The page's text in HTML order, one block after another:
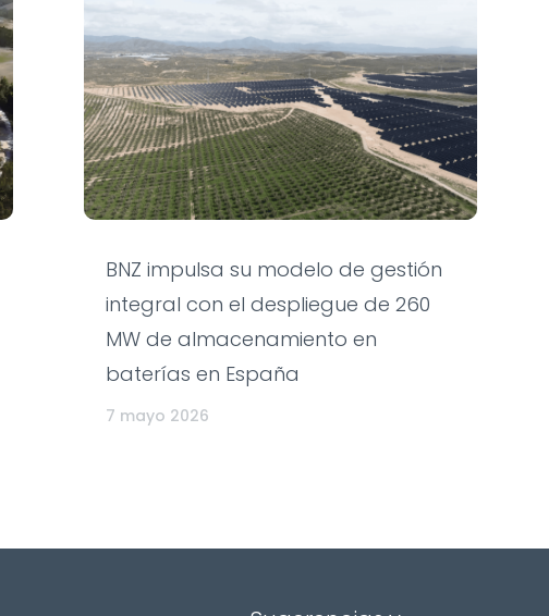
BNZ impulsa su modelo de gestión
integral con el despliegue de 260
MW de almacenamiento en
baterías en España
7 mayo 2026